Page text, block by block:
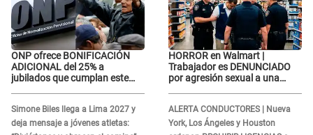
ONP ofrece BONIFICACIÓN
ADICIONAL del 25% a
jubilados que cumplan este
Simone Biles llega a Lima 2027 y
deja mensaje a jóvenes atletas:
HORROR en Walmart |
Trabajador es DENUNCIADO
por agresión sexual a una
ALERTA CONDUCTORES | Nueva
York, Los Ángeles y Houston